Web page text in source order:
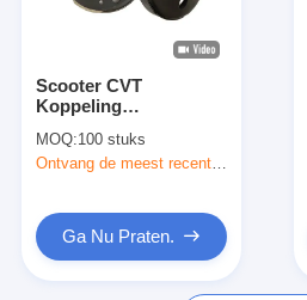
Fabrieksreis
Contacteer ons
Blog
Ga Nu Praten.
Scooter CVT
Koppeling
Aangedreven Poelie
Assy / Riem Poelie
MOQ:100 stuks
Ontvang de meest recente Prijs
Ga Nu Praten.